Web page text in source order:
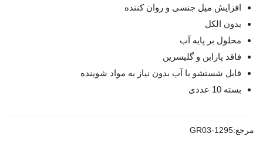
افزایش میل جنسی و روان کننده
بدون الکل
محلول بر پایه آب
فاقد پارابن و گلیسرین
قابل شستشو با آب بدون نیاز به مواد شوینده
بسته 10 عددی
مرجع:GR03-1295